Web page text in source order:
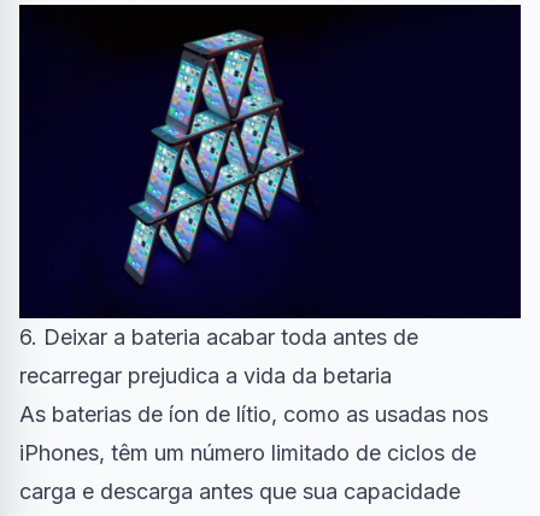
6. Deixar a bateria acabar toda antes de
recarregar prejudica a vida da betaria
As baterias de íon de lítio, como as usadas nos
iPhones, têm um número limitado de ciclos de
carga e descarga antes que sua capacidade